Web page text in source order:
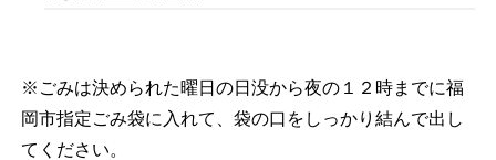
※ごみは決められた曜日の日没から夜の１２時までに福
岡市指定ごみ袋に入れて、袋の口をしっかり結んで出し
てください。